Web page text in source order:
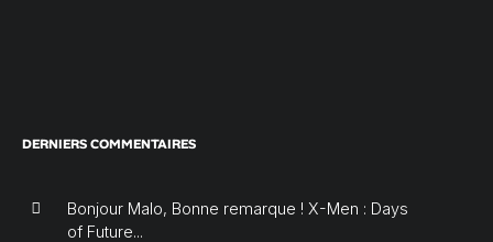
DERNIERS COMMENTAIRES
Bonjour Malo, Bonne remarque ! X-Men : Days
of Future...